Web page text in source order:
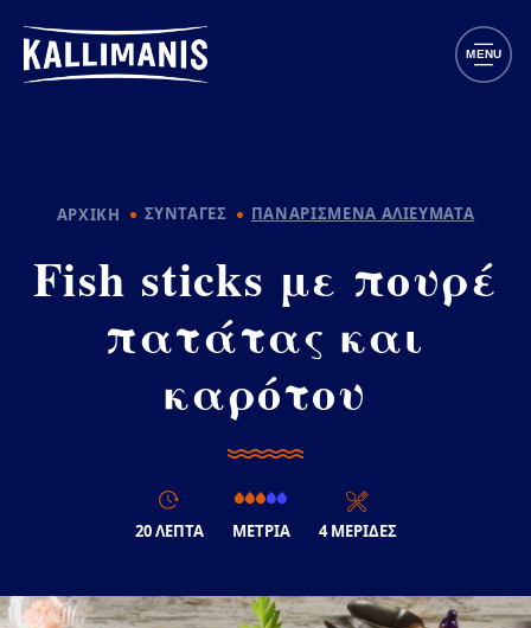
MENU
ΑΡΧΙΚΗ ΣΥΝΤΑΓΕΣ ΠΑΝΑΡΙΣΜΕΝΑ ΑΛΙΕΥΜΑΤΑ
Fish sticks με πουρέ
πατάτας και
καρότου
20 ΛΕΠΤΑ ΜΕΤΡΙΑ 4 ΜΕΡΙΔΕΣ